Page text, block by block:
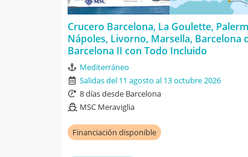
Crucero Barcelona, La Goulette,
Nápoles, Livorno, Marsella, Barcelona
Barcelona II con Todo Incluido
Mediterráneo
Salidas del 11 agosto al 13 octubre 2026
8 días desde Barcelona
MSC Meraviglia
Financiación disponible